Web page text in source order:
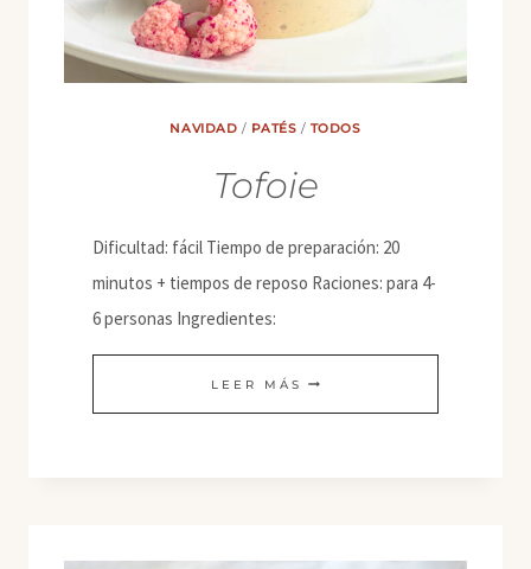
NAVIDAD / PATÉS / TODOS
Tofoie
Dificultad: fácil Tiempo de preparación: 20
minutos + tiempos de reposo Raciones: para 4-
6 personas Ingredientes:
LEER MÁS TOFOIE